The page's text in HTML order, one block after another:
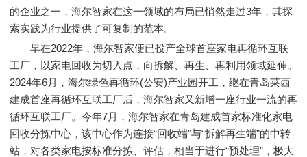
的企业之一，海尔智家在这一领域的布局已悄然走过3年，其探
索实践为行业提供了可复制的范本。
早在2022年，海尔智家便已投产全球首座家电再循环互联
工厂，以家电回收为切入点，向拆解、再生、再利用领域延伸。
2024年6月，海尔绿色再循环(公安)产业园开工，继在青岛莱西
建成首座再循环互联工厂后，海尔智家又新增一座行业一流的再
循环互联工厂。今年7月，海尔智家在青岛建成首家标准化家电
回收分拣中心，该中心作为连接“回收端”与“拆解再生端”的中转
站，对各类家电按标准分拣、评估，相当于进行“预处理”，极大